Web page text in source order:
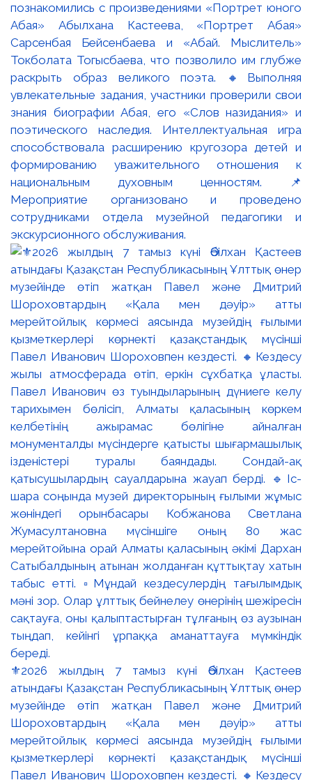
познакомились с произведениями «Портрет юного
Абая» Абылхана Кастеева, «Портрет Абая»
Сарсенбая Бейсенбаева и «Абай. Мыслитель»
Токболата Тогысбаева, что позволило им глубже
раскрыть образ великого поэта. 🔸Выполняя
увлекательные задания, участники проверили свои
знания биографии Абая, его «Слов назидания» и
поэтического наследия. Интеллектуальная игра
способствовала расширению кругозора детей и
формированию уважительного отношения к
национальным духовным ценностям. 📌
Мероприятие организовано и проведено
сотрудниками отдела музейной педагогики и
экскурсионного обслуживания.
⚜️2026 жылдың 7 тамыз күні Әбілхан Қастеев
атындағы Қазақстан Республикасының Ұлттық өнер
музейінде өтіп жатқан Павел және Дмитрий
Шороховтардың «Қала мен дәуір» атты
мерейтойлық көрмесі аясында музейдің ғылыми
қызметкерлері көрнекті қазақстандық мүсінші
Павел Иванович Шороховпен кездесті. 🔸Кездесу